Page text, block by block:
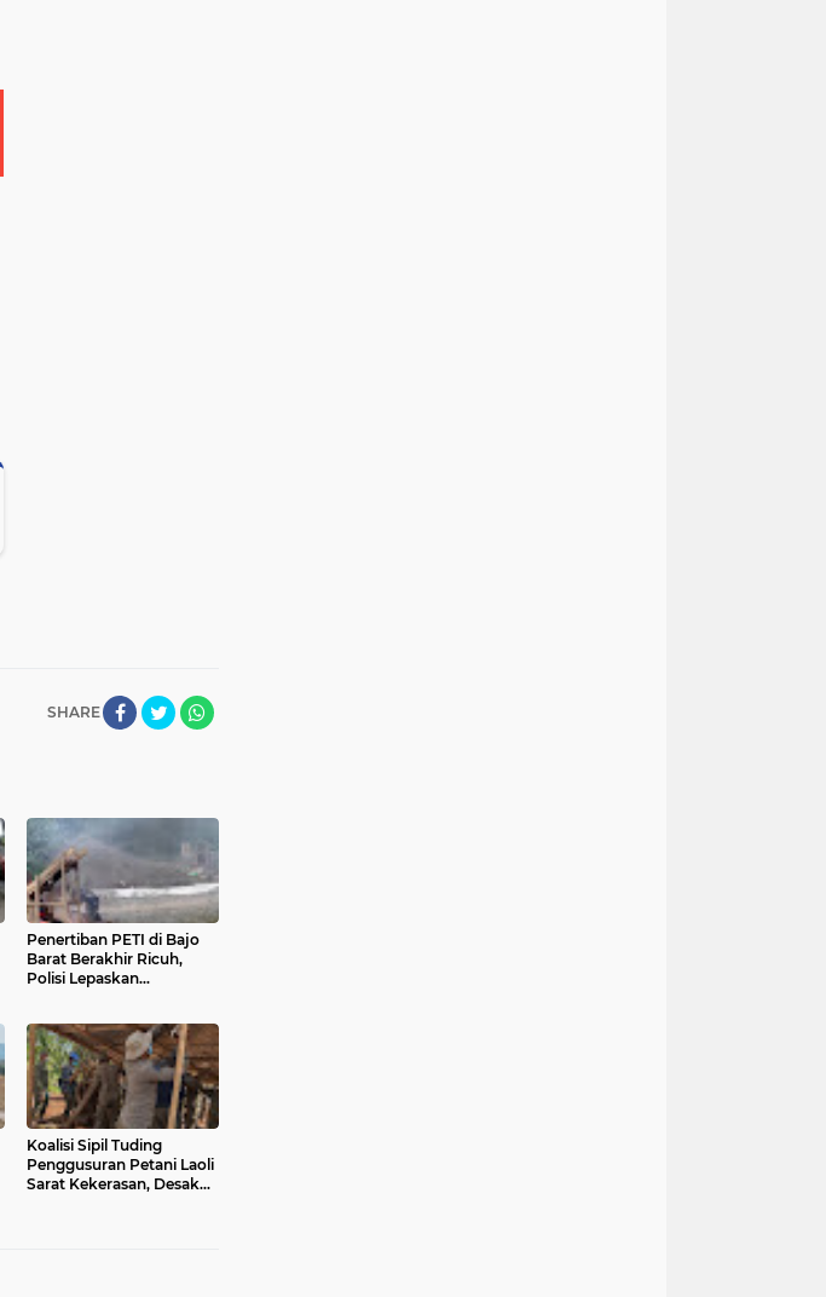
SHARE
Penertiban PETI di Bajo
Barat Berakhir Ricuh,
Polisi Lepaskan
Koalisi Sipil Tuding
Penggusuran Petani Laoli
Sarat Kekerasan, Desak